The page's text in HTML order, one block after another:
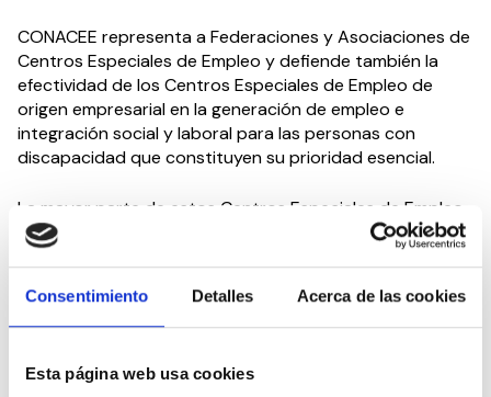
Consentimiento Detalles Acerca de las cookies
Esta página web usa cookies
CONACEE representa a Federaciones y Asociaciones de
Centros Especiales de Empleo y defiende también la
efectividad de los Centros Especiales de Empleo de
origen empresarial en la generación de empleo e
integración social y laboral para las personas con
discapacidad que constituyen su prioridad esencial.
La mayor parte de estos Centros Especiales de Empleo
de iniciativa empresarial han surgido por el
emprendimiento de personas con discapacidad, que
que desarrolla una contribución sensiblemente más
eficaz que otros centros, incluidos los de iniciativa
integración social y laboral.